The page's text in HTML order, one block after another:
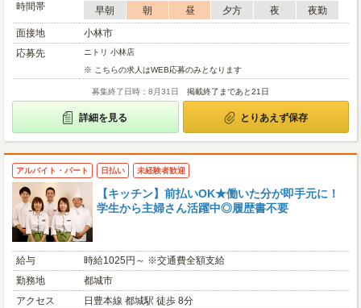
時間帯
早朝 朝 昼 夕方 夜
夜勤
面接地
小林市
応募先
ニトリ 小林店
※ こちらの求人はWEB応募のみとなります
募集終了日時：8月31日 掲載終了まであと21日
詳細を見る とりあえず保存
アルバイト・パート 日払い 未経験者歓迎
【キッチン】前払いOK★働いた分が即手元に！
学生から主婦さん活躍中◎履歴書不要
給与
時給1025円～ ※交通費全額支給
勤務地
都城市
アクセス
日豊本線 都城駅 徒歩 8分